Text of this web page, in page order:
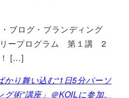
ブログ・ブランディング
ープログラム 第１講 2
[…]
かり舞い込む“1日5分パーソ
術”講座」＠KOILに参加。